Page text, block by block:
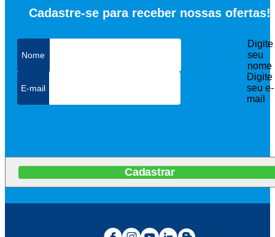
Cadastre-se para receber nossas ofertas!
Digite
seu
nome
Digite
seu e-
mail
Cadastrar